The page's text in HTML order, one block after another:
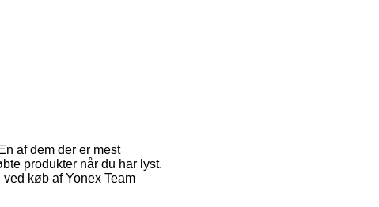
af dem der er mest
produkter når du har lyst.
køb af Yonex Team